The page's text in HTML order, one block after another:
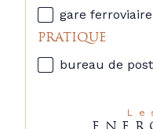
gare ferroviaire
PRATIQUE
bureau de